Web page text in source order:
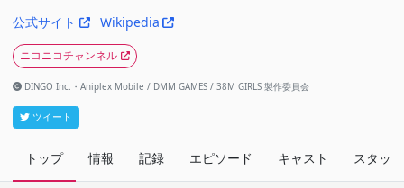
公式サイト
Wikipedia
ニコニコチャンネル
DINGO Inc.・Aniplex Mobile / DMM GAMES / 38M GIRLS 製作委員会
ツイート
トップ 情報 記録 エピソード キャスト スタッフ